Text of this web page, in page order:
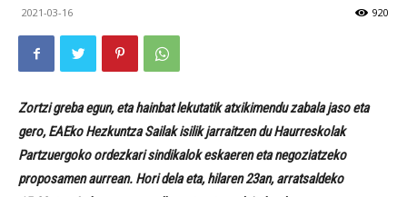
2021-03-16 920
Zortzi greba egun, eta hainbat lekutatik atxikimendu zabala jaso eta
gero, EAEko Hezkuntza Sailak isilik jarraitzen du Haurreskolak
Partzuergoko ordezkari sindikalok eskaeren eta negoziatzeko
proposamen aurrean. Hori dela eta, hilaren 23an, arratsaldeko